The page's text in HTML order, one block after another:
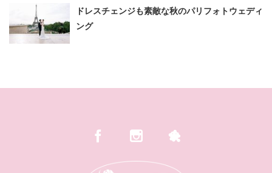
ドレスチェンジも素敵な秋のパリフォトウェディ
ング